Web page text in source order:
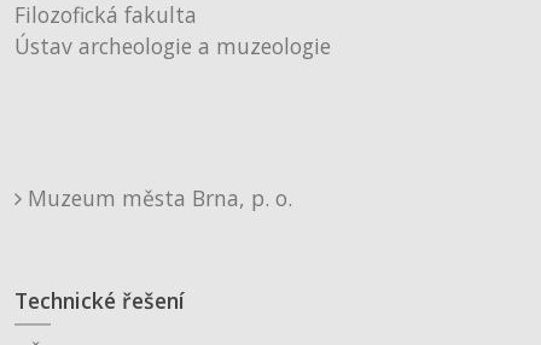
Filozofická fakulta
Ústav archeologie a muzeologie
Muzeum města Brna, p. o.
Technické řešení